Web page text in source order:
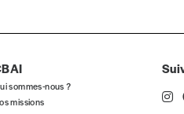
de l’équipe de rédaction
sommes-nous ?
missions